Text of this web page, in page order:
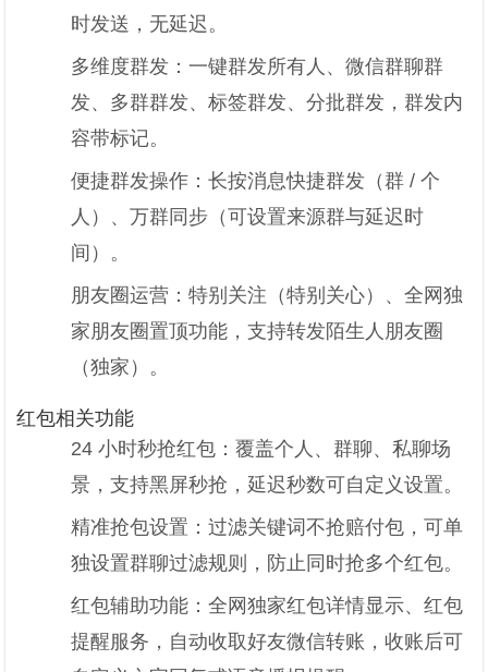
时发送，无延迟。
多维度群发：一键群发所有人、微信群聊群
发、多群群发、标签群发、分批群发，群发内
容带标记。
便捷群发操作：长按消息快捷群发（群 / 个
人）、万群同步（可设置来源群与延迟时
间）。
朋友圈运营：特别关注（特别关心）、全网独
家朋友圈置顶功能，支持转发陌生人朋友圈
（独家）。
红包相关功能
24 小时秒抢红包：覆盖个人、群聊、私聊场
景，支持黑屏秒抢，延迟秒数可自定义设置。
精准抢包设置：过滤关键词不抢赔付包，可单
独设置群聊过滤规则，防止同时抢多个红包。
红包辅助功能：全网独家红包详情显示、红包
提醒服务，自动收取好友微信转账，收账后可